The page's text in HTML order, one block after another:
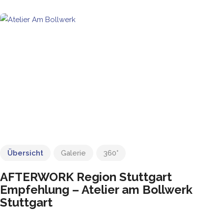
Übersicht Galerie 360°
AFTERWORK Region Stuttgart
Empfehlung – Atelier am Bollwerk
Stuttgart